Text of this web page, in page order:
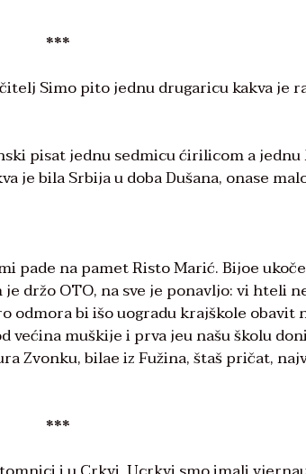
***
Simo pito jednu drugaricu kakva je
pisat jednu sedmicu ćirilicom a
je bila Srbija u doba Dušana, onase
pade na pamet Risto Marić. Bijoe
držo OTO, na sve je ponavljo: vi hteli
odmora bi išo uogradu krajškole obavit
većina muškije i prva jeu našu školu
Zvonku, bilae iz Fužina, štaš pričat,
***